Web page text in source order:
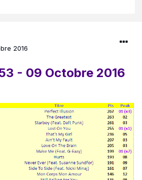
2016
- 09 Octobre 2016